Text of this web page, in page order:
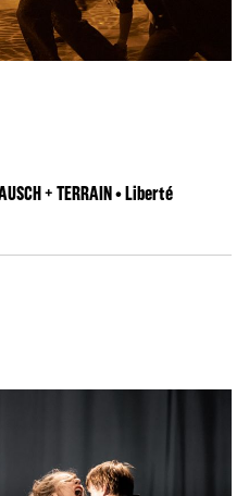
+ TERRAIN • Liberté